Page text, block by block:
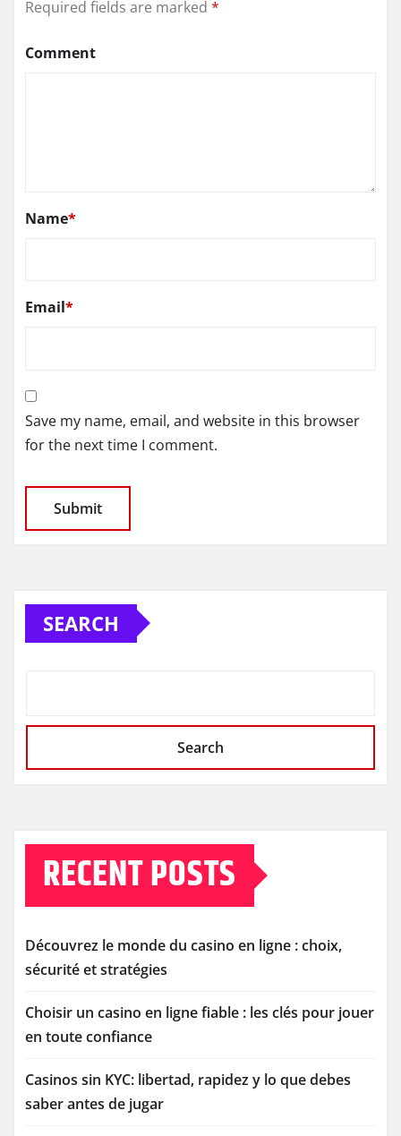
Required fields are marked *
Comment
Name*
Email*
Save my name, email, and website in this browser
for the next time I comment.
SEARCH
Search
RECENT POSTS
Découvrez le monde du casino en ligne : choix,
sécurité et stratégies
Choisir un casino en ligne fiable : les clés pour jouer
en toute confiance
Casinos sin KYC: libertad, rapidez y lo que debes
saber antes de jugar